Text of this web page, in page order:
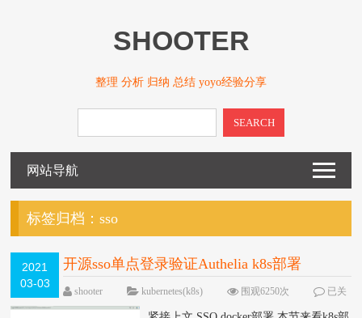
SHOOTER
整理 分析 归纳 总结 yoyo经验分享
SEARCH
网站导航
标签归档：sso
2021
03-03
开源sso单点登录验证Authelia k8s部署
shooter kubernetes(k8s) 围观6250次
已关
闭评论